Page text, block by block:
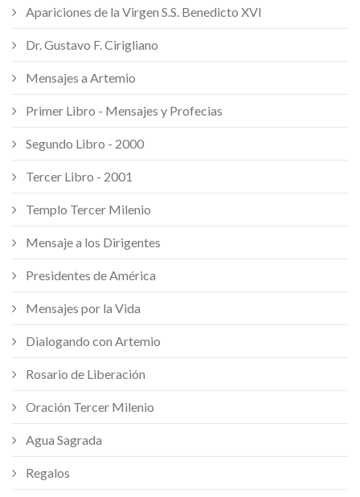
Apariciones de la Virgen S.S. Benedicto XVI
Dr. Gustavo F. Cirigliano
Mensajes a Artemio
Primer Libro - Mensajes y Profecias
Segundo Libro - 2000
Tercer Libro - 2001
Templo Tercer Milenio
Mensaje a los Dirigentes
Presidentes de América
Mensajes por la Vida
Dialogando con Artemio
Rosario de Liberación
Oración Tercer Milenio
Agua Sagrada
Regalos